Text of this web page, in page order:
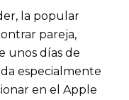
la popular
pareja,
unos días de
especialmente
en el Apple